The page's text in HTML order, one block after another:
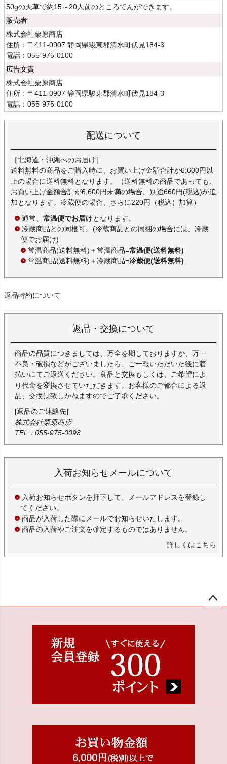
50gの天草で約15～20人前のところてんができます。
販売者
株式会社栗原商店
住所：〒411-0907 静岡県駿東郡清水町伏見184-3
電話：055-975-0100
広告文責
株式会社栗原商店
住所：〒411-0907 静岡県駿東郡清水町伏見184-3
電話：055-975-0100
配送について
［北海道・沖縄へのお届け］
送料無料の商品をご購入時に、お買い上げ金額合計が6,600円以
上の場合に送料無料となります。（送料無料の商品であっても、
お買い上げ金額合計が6,600円未満の場合、別途660円(税込)が追
加となります。冷蔵便の場合、さらに220円（税込）加算）
通常、 常温便でお届けとなります。
冷蔵商品との同梱可。(冷蔵商品との同梱の場合には、冷蔵
便でお届け)
常温商品(送料無料)＋常温商品=常温便(送料無料)
常温商品(送料無料)＋冷蔵商品=冷蔵便(送料無料)
返品特約について
返品・交換について
商品の品質につきましては、万全を期しておりますが、万一
不良・破損などがございましたら、ご一報いただいた後に着
払いにてご返送ください。良品と交換もしくは、ご希望によ
り代金を変換させていただきます。お客様のご都合による返
品、交換は致しかねますのでご了承ください。
[返品のご連絡先]
株式会社栗原商店
TEL：055-975-0098
入荷お知らせメールについて
入荷お知らせボタンを押下して、メールアドレスを登録し
てください。
商品が入荷した際にメールでお知らせいたします。
商品の入荷やご注文を確定するものではありません。
詳しくはこちら